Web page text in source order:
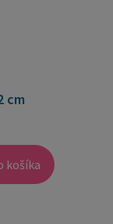
cm
košíka